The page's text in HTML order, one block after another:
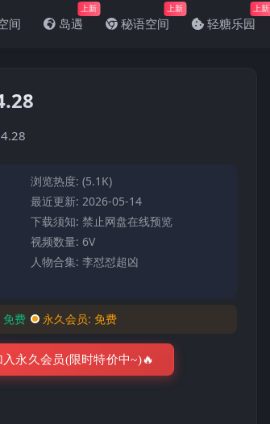
间 岛遇
上新
秘语空间
上新
轻糖乐园
上新
浏览热度: (5.1K)
最近更新: 2026-05-14
下载须知: 禁止网盘在线预览
视频数量: 6V
人物合集: 李怼怼超凶
免费 永久会员:免费
入永久会员(限时特价中~)🔥